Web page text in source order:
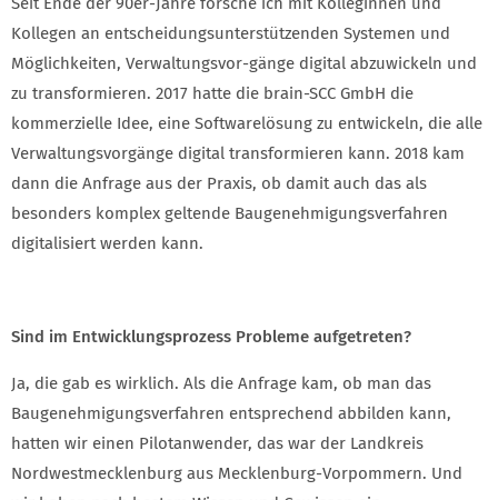
Kollegen an entscheidungsunterstützenden Systemen und
Möglichkeiten, Verwaltungsvor-gänge digital abzuwickeln und
zu transformieren. 2017 hatte die brain-SCC GmbH die
kommerzielle Idee, eine Softwarelösung zu entwickeln, die alle
Verwaltungsvorgänge digital transformieren kann. 2018 kam
dann die Anfrage aus der Praxis, ob damit auch das als
besonders komplex geltende Baugenehmigungsverfahren
digitalisiert werden kann.
Sind im Entwicklungsprozess Probleme aufgetreten?
Ja, die gab es wirklich. Als die Anfrage kam, ob man das
Baugenehmigungsverfahren entsprechend abbilden kann,
hatten wir einen Pilotanwender, das war der Landkreis
Nordwestmecklenburg aus Mecklenburg-Vorpommern. Und